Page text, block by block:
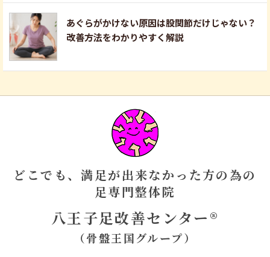
あぐらがかけない原因は股関節だけじゃない？
改善方法をわかりやすく解説
どこでも、満足が出来なかった方の為の
足専門整体院
八王子足改善センター®
（骨盤王国グループ）